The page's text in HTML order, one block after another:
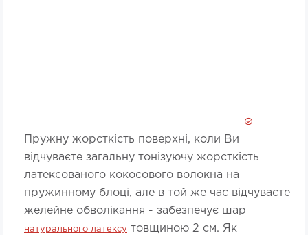
Пружну жорсткість поверхні, коли Ви
відчуваєте загальну тонізуючу жорсткість
латексованого кокосового волокна на
пружинному блоці, але в той же час відчуваєте
желейне обволікання - забезпечує шар
натурального латексу товщиною 2 см. Як